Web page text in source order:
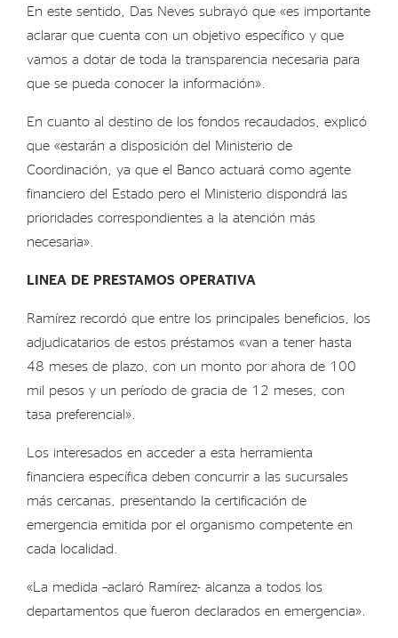
En este sentido, Das Neves subrayó que «es importante
aclarar que cuenta con un objetivo específico y que
vamos a dotar de toda la transparencia necesaria para
que se pueda conocer la información».
En cuanto al destino de los fondos recaudados, explicó
que «estarán a disposición del Ministerio de
Coordinación, ya que el Banco actuará como agente
financiero del Estado pero el Ministerio dispondrá las
prioridades correspondientes a la atención más
necesaria».
LINEA DE PRESTAMOS OPERATIVA
Ramírez recordó que entre los principales beneficios, los
adjudicatarios de estos préstamos «van a tener hasta
48 meses de plazo, con un monto por ahora de 100
mil pesos y un período de gracia de 12 meses, con
tasa preferencial».
Los interesados en acceder a esta herramienta
financiera específica deben concurrir a las sucursales
más cercanas, presentando la certificación de
emergencia emitida por el organismo competente en
cada localidad.
«La medida –aclaró Ramírez- alcanza a todos los
departamentos que fueron declarados en emergencia».